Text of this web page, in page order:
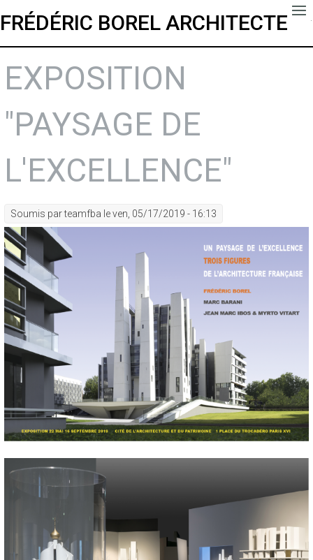
FRÉDÉRIC BOREL ARCHITECTE
EXPOSITION
"PAYSAGE DE
L'EXCELLENCE"
Soumis parteamfba le ven, 05/17/2019 - 16:13